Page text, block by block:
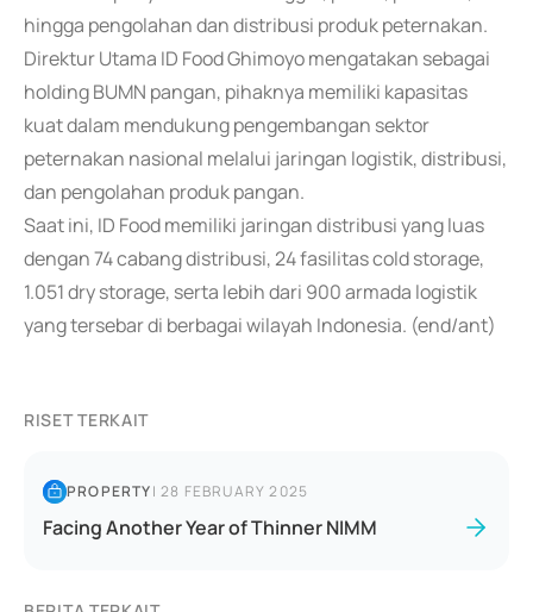
hingga pengolahan dan distribusi produk peternakan.
Direktur Utama ID Food Ghimoyo mengatakan sebagai
holding BUMN pangan, pihaknya memiliki kapasitas
kuat dalam mendukung pengembangan sektor
peternakan nasional melalui jaringan logistik, distribusi,
dan pengolahan produk pangan.
Saat ini, ID Food memiliki jaringan distribusi yang luas
dengan 74 cabang distribusi, 24 fasilitas cold storage,
1.051 dry storage, serta lebih dari 900 armada logistik
yang tersebar di berbagai wilayah Indonesia. (end/ant)
RISET TERKAIT
PROPERTY|28 FEBRUARY 2025
Facing Another Year of Thinner NIMM